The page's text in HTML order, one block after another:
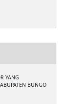
YANG
BUNGO